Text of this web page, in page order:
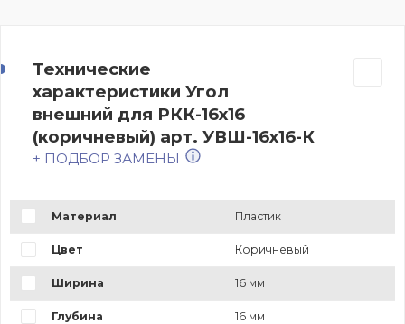
Технические
характеристики Угол
внешний для РКК-16х16
(коричневый) арт. УВШ-16х16-К
+ ПОДБОР ЗАМЕНЫ
Материал Пластик
Цвет Коричневый
Ширина 16 мм
Глубина 16 мм